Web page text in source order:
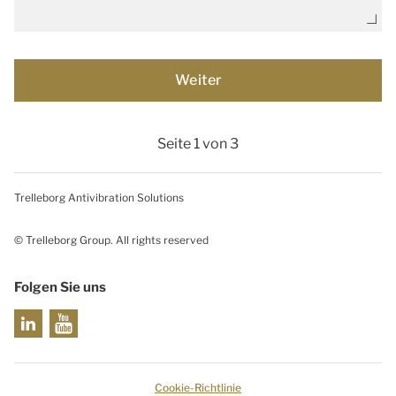
Seite 1 von 3
Trelleborg Antivibration Solutions
© Trelleborg Group. All rights reserved
Folgen Sie uns
Cookie-Richtlinie